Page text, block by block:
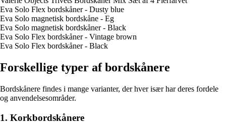
Eva Solo Flex bordskåner - Dusty blue
Eva Solo magnetisk bordskåne - Eg
Eva Solo magnetisk bordskåner - Black
Eva Solo Flex bordskåner - Vintage brown
Eva Solo Flex bordskåner - Black
Forskellige typer af bordskånere
Bordskånere findes i mange varianter, der hver især har deres fordele
og anvendelsesområder.
1. Korkbordskånere